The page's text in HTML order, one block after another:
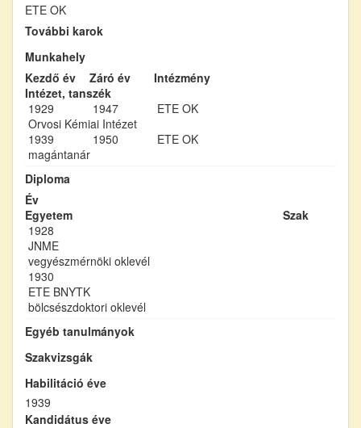
ETE OK
További karok
Munkahely
Kezdő év
Záró év
Intézmény
Intézet, tanszék
1929
1947
ETE OK
Orvosi Kémiai Intézet
1939
1950
ETE OK
magántanár
Diploma
Év
Egyetem
Szak
1928
JNME
vegyészmérnöki oklevél
1930
ETE BNYTK
bölcsészdoktori oklevél
Egyéb tanulmányok
Szakvizsgák
Habilitáció éve
1939
Kandidátus éve